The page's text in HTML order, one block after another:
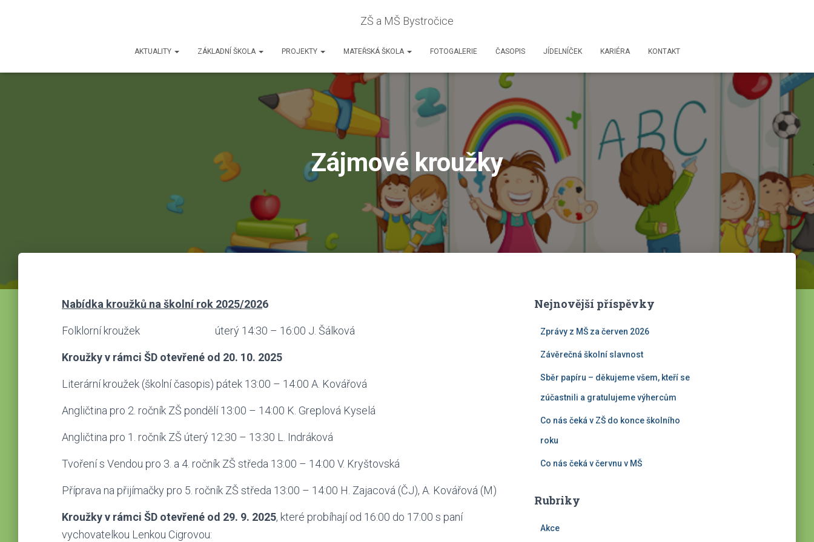
ZŠ a MŠ Bystročice
AKTUALITY ZÁKLADNÍ ŠKOLA PROJEKTY MATEŘSKÁ ŠKOLA FOTOGALERIE ČASOPIS JÍDELNÍČEK KARIÉRA KONTAKT
Zájmové kroužky
Nabídka kroužků na školní rok 2025/2026
Folklorní kroužek úterý 14:30 – 16:00 J. Šálková
Kroužky v rámci ŠD otevřené od 20. 10. 2025
Literární kroužek (školní časopis) pátek 13:00 – 14:00 A. Kovářová
Angličtina pro 2. ročník ZŠ pondělí 13:00 – 14:00 K. Greplová Kyselá
Angličtina pro 1. ročník ZŠ úterý 12:30 – 13:30 L. Indráková
Tvoření s Vendou pro 3. a 4. ročník ZŠ středa 13:00 – 14:00 V. Kryštovská
Příprava na přijímačky pro 5. ročník ZŠ středa 13:00 – 14:00 H. Zajacová (ČJ), A. Kovářová (M)
Kroužky v rámci ŠD otevřené od 29. 9. 2025, které probíhají od 16:00 do 17:00 s paní
vychovatelkou Lenkou Cigrovou:
Nejnovější příspěvky
Zprávy z MŠ za červen 2026
Závěrečná školní slavnost
Sběr papíru – děkujeme všem, kteří se
zúčastnili a gratulujeme výhercům
Co nás čeká v ZŠ do konce školního
roku
Co nás čeká v červnu v MŠ
Rubriky
Akce